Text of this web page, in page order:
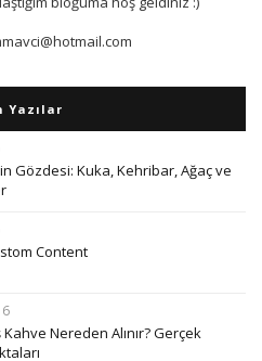
Yazılar
Gözdesi: Kuka, Kehribar, Ağaç ve
Content
Nereden Alınır? Gerçek